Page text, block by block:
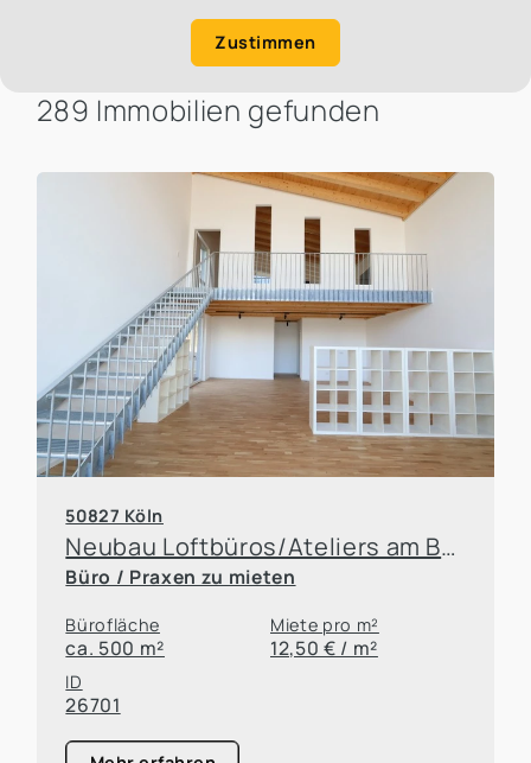
Zustimmen
289 Immobilien gefunden
50827 Köln
Neubau Loftbüros/Ateliers am Butzweiler Hof
Büro / Praxen zu mieten
Bürofläche
ca. 500 m²
Miete pro m²
12,50 € / m²
ID
26701